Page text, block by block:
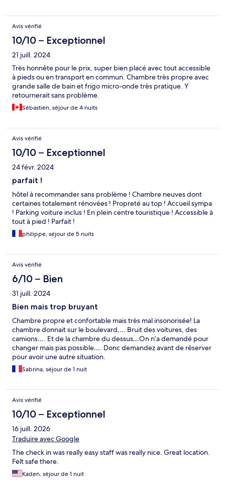
Avis vérifié
10/10 – Exceptionnel
21 juill. 2024
Très honnête pour le prix, super bien placé avec tout accessible
à pieds ou en transport en commun. Chambre très propre avec
grande salle de bain et frigo micro-onde très pratique. Y
retournerait sans problème.
Sébastien, séjour de 4 nuits
Avis vérifié
10/10 – Exceptionnel
24 févr. 2024
parfait !
hôtel à recommander sans problème ! Chambre neuves dont
certaines totalement rénovées ! Propreté au top ! Accueil sympa
! Parking voiture inclus ! En plein centre touristique ! Accessible à
tout à pied ! Parfait !
philippe, séjour de 5 nuits
Avis vérifié
6/10 – Bien
31 juill. 2024
Bien mais trop bruyant
Chambre propre et confortable mais très mal insonorisée! La
chambre donnait sur le boulevard…. Bruit des voitures, des
camions…. Et de la chambre du dessus…On n’a demandé pour
changer mais pas possible…. Donc demandez avant de réserver
pour avoir une autre situation.
Sabrina, séjour de 1 nuit
Avis vérifié
10/10 – Exceptionnel
16 juill. 2026
Traduire avec Google
The check in was really easy staff was really nice. Great location.
Felt safe there.
Kaden, séjour de 1 nuit